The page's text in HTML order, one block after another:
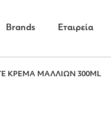
Brands Εταιρεία
ΚΡΕΜΑ ΜΑΛΛΙΩΝ 300ML